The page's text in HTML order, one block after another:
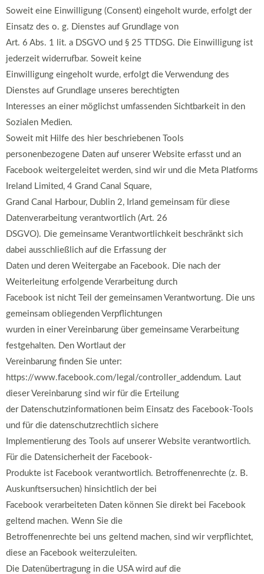
Soweit eine Einwilligung (Consent) eingeholt wurde, erfolgt der
Einsatz des o. g. Dienstes auf Grundlage von
Art. 6 Abs. 1 lit. a DSGVO und § 25 TTDSG. Die Einwilligung ist
jederzeit widerrufbar. Soweit keine
Einwilligung eingeholt wurde, erfolgt die Verwendung des
Dienstes auf Grundlage unseres berechtigten
Interesses an einer möglichst umfassenden Sichtbarkeit in den
Sozialen Medien.
Soweit mit Hilfe des hier beschriebenen Tools
personenbezogene Daten auf unserer Website erfasst und an
Facebook weitergeleitet werden, sind wir und die Meta Platforms
Ireland Limited, 4 Grand Canal Square,
Grand Canal Harbour, Dublin 2, Irland gemeinsam für diese
Datenverarbeitung verantwortlich (Art. 26
DSGVO). Die gemeinsame Verantwortlichkeit beschränkt sich
dabei ausschließlich auf die Erfassung der
Daten und deren Weitergabe an Facebook. Die nach der
Weiterleitung erfolgende Verarbeitung durch
Facebook ist nicht Teil der gemeinsamen Verantwortung. Die uns
gemeinsam obliegenden Verpflichtungen
wurden in einer Vereinbarung über gemeinsame Verarbeitung
festgehalten. Den Wortlaut der
Vereinbarung finden Sie unter:
https://www.facebook.com/legal/controller_addendum. Laut
dieser Vereinbarung sind wir für die Erteilung
der Datenschutzinformationen beim Einsatz des Facebook-Tools
und für die datenschutzrechtlich sichere
Implementierung des Tools auf unserer Website verantwortlich.
Für die Datensicherheit der Facebook-
Produkte ist Facebook verantwortlich. Betroffenenrechte (z. B.
Auskunftsersuchen) hinsichtlich der bei
Facebook verarbeiteten Daten können Sie direkt bei Facebook
geltend machen. Wenn Sie die
Betroffenenrechte bei uns geltend machen, sind wir verpflichtet,
diese an Facebook weiterzuleiten.
Die Datenübertragung in die USA wird auf die